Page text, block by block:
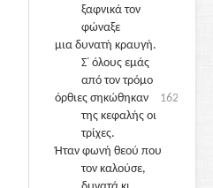
ξαφνικά τον
φώναξε
μια δυνατή κραυγή.
Σ᾽ όλους εμάς
από τον τρόμο
1625
όρθιες σηκώθηκαν
της κεφαλής οι
τρίχες.
Ήταν φωνή θεού που
τον καλούσε,